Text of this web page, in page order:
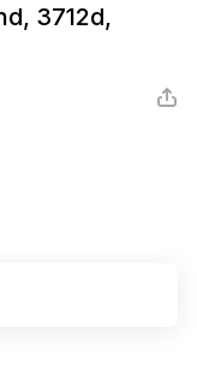
3712d,